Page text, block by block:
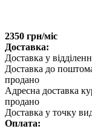
2350 грн/міс
Доставка:
Доставка у
Доставка до
продано
Адресна доставка
продано
Доставка у точку
Оплата: